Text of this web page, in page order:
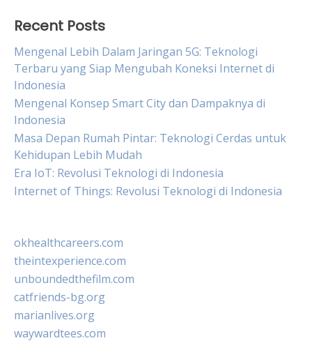
Recent Posts
Mengenal Lebih Dalam Jaringan 5G: Teknologi
Terbaru yang Siap Mengubah Koneksi Internet di
Indonesia
Mengenal Konsep Smart City dan Dampaknya di
Indonesia
Masa Depan Rumah Pintar: Teknologi Cerdas untuk
Kehidupan Lebih Mudah
Era IoT: Revolusi Teknologi di Indonesia
Internet of Things: Revolusi Teknologi di Indonesia
okhealthcareers.com
theintexperience.com
unboundedthefilm.com
catfriends-bg.org
marianlives.org
waywardtees.com